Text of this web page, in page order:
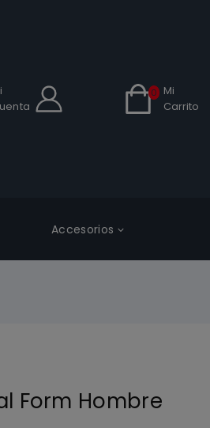
0
Mi
Carrito
Accesorios
Form Hombre